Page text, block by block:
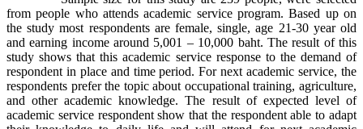
from people who attends academic service program. Based up on
the study most respondents are female, single, age 21-30 year old
and earning income around 5,001 – 10,000 baht. The result of this
study shows that this academic service response to the demand of
respondent in place and time period. For next academic service, the
respondents prefer the topic about occupational training, agriculture,
and other academic knowledge. The result of expected level of
academic service respondent show that the respondent able to adapt